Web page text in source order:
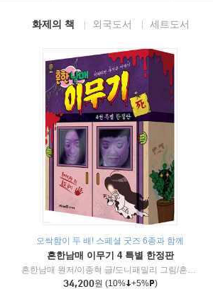
화제의 책 외국도서 세트도서
오싹함이 두 배! 스페셜 굿즈 6종과 함께
흔한남매 이무기 4 특별 한정판
흔한남매 원저/이종혁 글/도니패밀리 그림/흔한컴퍼니 감수
34,200원 (10% +5% )